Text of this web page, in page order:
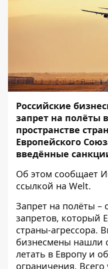
Российские
запрет на полёты
пространстве
Европейского
введённые
Об этом сообщает
ссылкой на Welt.
Запрет на полёты –
запретов, который
страны-агрессора.
бизнесмены нашли
летать в Европу и
ограничения. Всего